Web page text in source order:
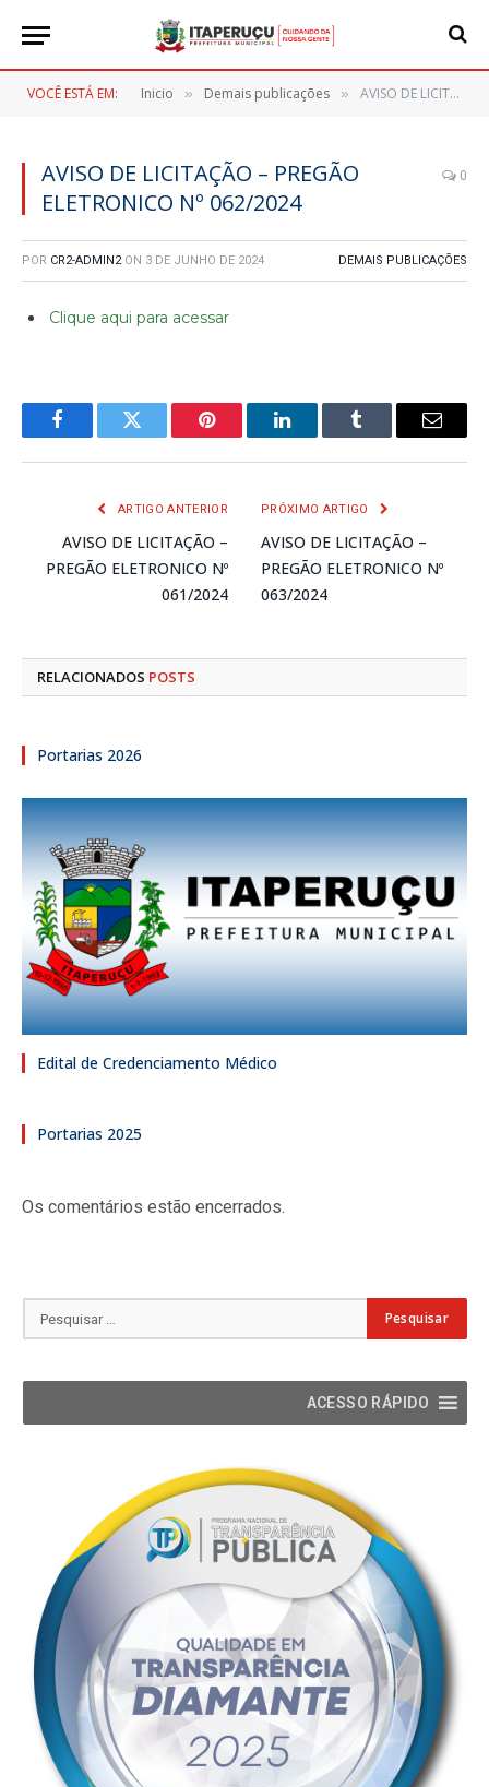
VOCÊ ESTÁ EM: Inicio » Demais publicações » AVISO DE LICITAÇÃO – PREGÃO ELETRONICO Nº 062/2024
AVISO DE LICITAÇÃO – PREGÃO
ELETRONICO Nº 062/2024
0
POR CR2-ADMIN2 ON 3 DE JUNHO DE 2024 DEMAIS PUBLICAÇÕES
Clique aqui para acessar
FacebookTwitter Pinterest LinkedInTumblr
E-
ARTIGO ANTERIOR
AVISO DE LICITAÇÃO –
PREGÃO ELETRONICO Nº
061/2024
PRÓXIMO ARTIGO
AVISO DE LICITAÇÃO –
PREGÃO ELETRONICO Nº
063/2024
RELACIONADOS POSTS
Portarias 2026
Edital de Credenciamento Médico
Portarias 2025
Os comentários estão encerrados.
ACESSO RÁPIDO